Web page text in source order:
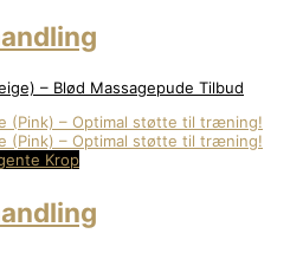
– Blød Massagepude Tilbud
Krop